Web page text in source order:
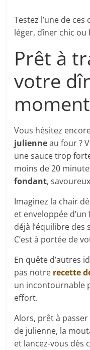
Testez l’une de
léger, dîner chic
Prêt à
votre
Vous hésitez
julienneau four ?
une sauce trop
moins de 20
fondant,
Imaginez la chair
et enveloppée d’un
déjà l’équilibre
C’est à portée de
En quête d’autres
pas notre recette
un incontournable
effort.
Alors, prêt à passer
de julienne, la
et lancez-vous dès